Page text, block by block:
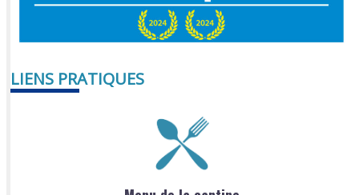
LIENS PRATIQUES